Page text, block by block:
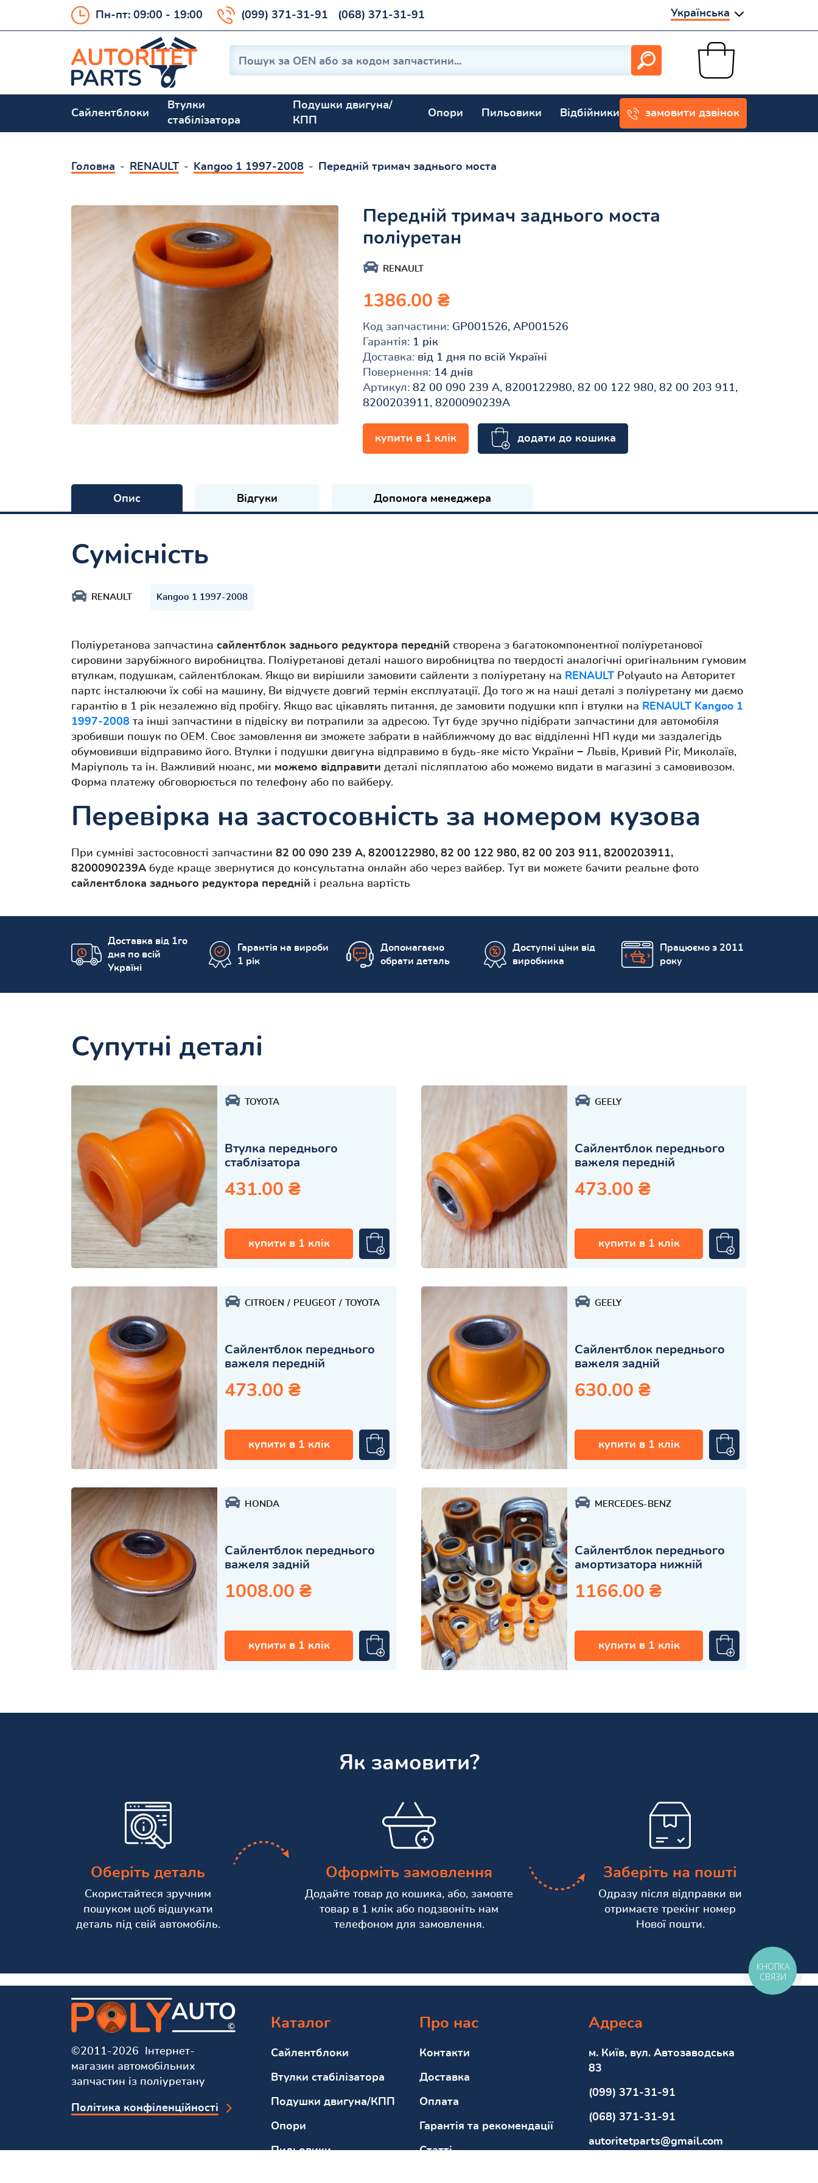
Пн-пт: 09:00 - 19:00 (099) 371-31-91 (068) 371-31-91 Українська
Сайлентблоки
Втулки
стабілізатора
Подушки двигуна/
КПП
Опори Пильовики Відбійники замовити дзвінок
Головна RENAULT Kangoo 1 1997-2008 Передній тримач заднього моста
Передній тримач заднього моста
поліуретан
RENAULT
1386.00 ₴
Код запчастини: GP001526, AP001526
Гарантія: 1 рік
Доставка: від 1 дня по всій Україні
Повернення: 14 днів
Артикул: 82 00 090 239 A, 8200122980, 82 00 122 980, 82 00 203 911,
8200203911, 8200090239A
купити в 1 клік додати до кошика
Опис Відгуки Допомога менеджера
Сумісність
RENAULT Kangoo 1 1997-2008
Поліуретанова запчастина сайлентблок заднього редуктора передній створена з багатокомпонентної поліуретанової
сировини зарубіжного виробництва. Поліуретанові деталі нашого виробництва по твердості аналогічні оригінальним гумовим
втулкам, подушкам, сайлентблокам. Якщо ви вирішили замовити сайленти з поліуретану на RENAULT Polyauto на Авторитет
партс інсталюючи їх собі на машину, Ви відчуєте довгий термін експлуатації. До того ж на наші деталі з поліуретану ми даємо
гарантію в 1 рік незалежно від пробігу. Якщо вас цікавлять питання, де замовити подушки кпп і втулки на RENAULT Kangoo 1
1997-2008 та інші запчастини в підвіску ви потрапили за адресою. Тут буде зручно підібрати запчастини для автомобіля
зробивши пошук по OEM. Своє замовлення ви зможете забрати в найближчому до вас відділенні НП куди ми заздалегідь
обумовивши відправимо його. Втулки і подушки двигуна відправимо в будь-яке місто України − Львів, Кривий Ріг, Миколаїв,
Маріуполь та ін. Важливий нюанс, ми можемо відправити деталі післяплатою або можемо видати в магазині з самовивозом.
Форма платежу обговорюється по телефону або по вайберу.
Перевірка на застосовність за номером кузова
При сумніві застосовності запчастини 82 00 090 239 A, 8200122980, 82 00 122 980, 82 00 203 911, 8200203911,
8200090239A буде краще звернутися до консультатна онлайн або через вайбер. Тут ви можете бачити реальне фото
сайлентблока заднього редуктора передній і реальна вартість
Доставка від 1го
дня по всій
Україні
Гарантія на вироби
1 рік
Допомагаємо
обрати деталь
Доступні ціни від
виробника
Працюємо з 2011
року
Супутні деталі
TOYOTA
Втулка переднього
стаблізатора
431.00 ₴
купити в 1 клік
GEELY
Сайлентблок переднього
важеля передній
473.00 ₴
купити в 1 клік
CITROEN PEUGEOT TOYOTA
Сайлентблок переднього
важеля передній
473.00 ₴
купити в 1 клік
GEELY
Сайлентблок переднього
важеля задній
630.00 ₴
купити в 1 клік
HONDA
Сайлентблок переднього
важеля задній
1008.00 ₴
купити в 1 клік
MERCEDES-BENZ
Сайлентблок переднього
амортизатора нижній
1166.00 ₴
купити в 1 клік
Як замовити?
Оберіть деталь
Скористайтеся зручним
пошуком щоб відшукати
деталь під свій автомобіль.
Оформіть замовлення
Додайте товар до кошика, або, замовте
товар в 1 клік або подзвоніть нам
телефоном для замовлення.
Заберіть на пошті
Одразу після відправки ви
отримаєте трекінг номер
Нової пошти.
©2011-2026 Інтернет-
магазин автомобільних
запчастин із поліуретану
Політика конфіленційності
Каталог
Сайлентблоки
Втулки стабілізатора
Подушки двигуна/КПП
Опори
Пильовики
Про нас
Контакти
Доставка
Оплата
Гарантія та рекомендації
Статті
Адреса
м. Київ, вул. Автозаводська
83
(099) 371-31-91
(068) 371-31-91
autoritetparts@gmail.com
КНОПКА
СВЯЗИ